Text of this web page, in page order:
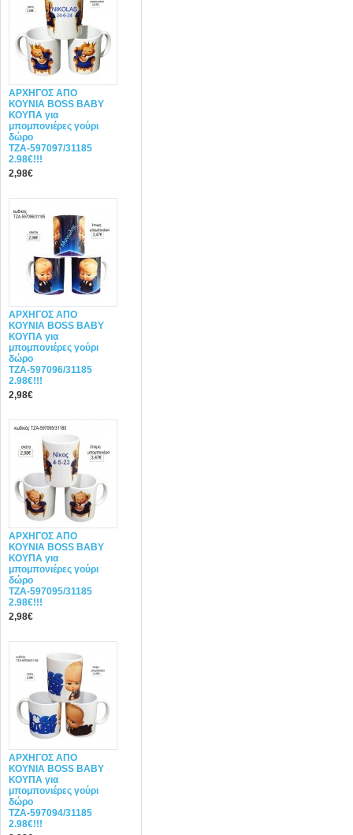
ΑΡΧΗΓΟΣ ΑΠΟ
ΚΟΥΝΙΑ BOSS BABY
ΚΟΥΠΑ για
μπομπονιέρες γούρι
δώρο
ΤΖΑ-597097/31185
2.98€!!!
2,98€
ΑΡΧΗΓΟΣ ΑΠΟ
ΚΟΥΝΙΑ BOSS BABY
ΚΟΥΠΑ για
μπομπονιέρες γούρι
δώρο
ΤΖΑ-597096/31185
2.98€!!!
2,98€
ΑΡΧΗΓΟΣ ΑΠΟ
ΚΟΥΝΙΑ BOSS BABY
ΚΟΥΠΑ για
μπομπονιέρες γούρι
δώρο
ΤΖΑ-597095/31185
2.98€!!!
2,98€
ΑΡΧΗΓΟΣ ΑΠΟ
ΚΟΥΝΙΑ BOSS BABY
ΚΟΥΠΑ για
μπομπονιέρες γούρι
δώρο
ΤΖΑ-597094/31185
2.98€!!!